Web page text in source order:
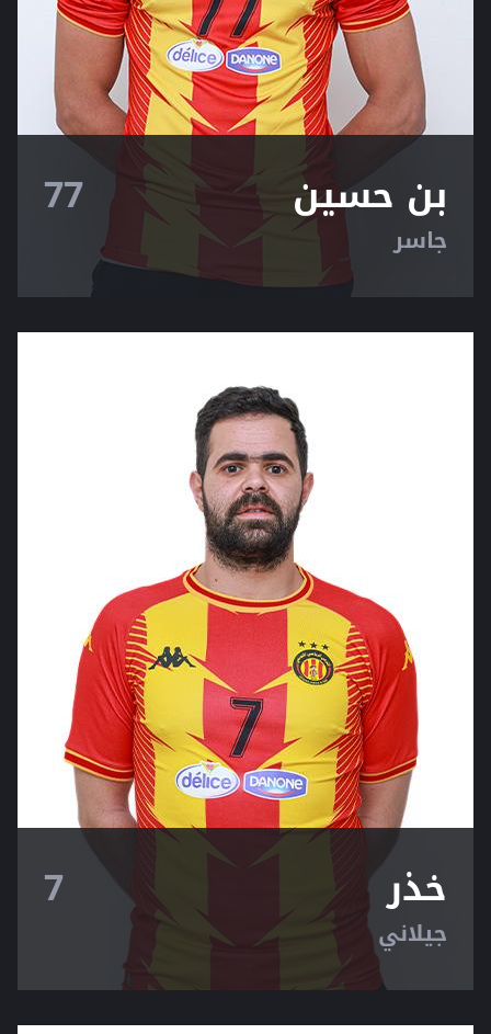
بن حسين
جاسر
77
خذر
جيلاني
7